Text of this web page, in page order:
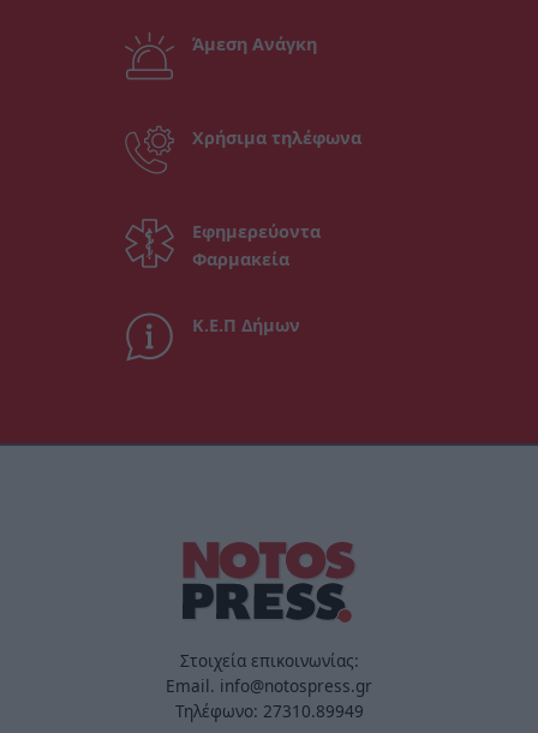
Άμεση Ανάγκη
Χρήσιμα τηλέφωνα
Εφημερεύοντα
Φαρμακεία
Κ.Ε.Π Δήμων
Στοιχεία επικοινωνίας:
Email. info@notospress.gr
Τηλέφωνο: 27310.89949